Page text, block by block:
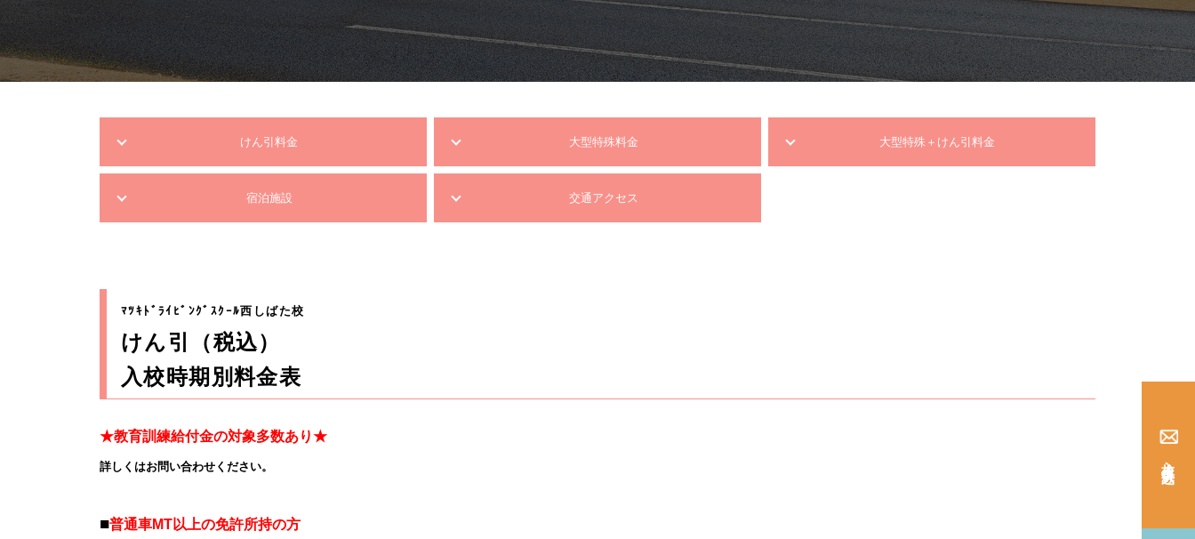
入校仮申込み
けん引料金 大型特殊料金 大型特殊＋けん引料金
宿泊施設 交通アクセス
ﾏﾂｷﾄﾞﾗｲﾋﾞﾝｸﾞｽｸｰﾙ西しばた校
けん引（税込）
入校時期別料金表
★教育訓練給付金の対象多数あり★
詳しくはお問い合わせください。
■普通車MT以上の免許所持の方